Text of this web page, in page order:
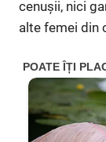
cenușii, nici
alte femei din